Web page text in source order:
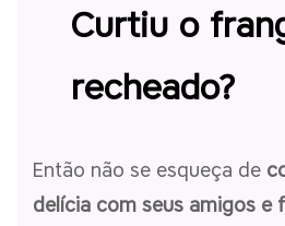
Curtiu o
recheado?
Então não se esqueça de
delícia com seus amigos e